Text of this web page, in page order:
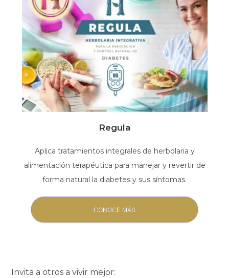
Regula
Aplica tratamientos integrales de herbolaria y
alimentación terapéutica para manejar y revertir de
forma natural la diabetes y sus síntomas.
CONOCE MÁS
Invita a otros a vivir mejor: